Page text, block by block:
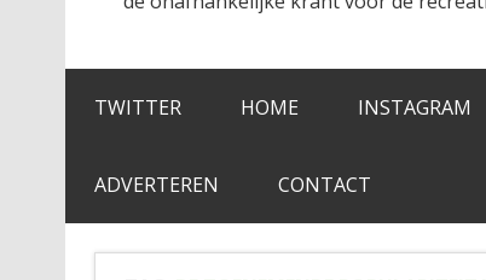
TWITTER HOME INSTAGRAM
ADVERTEREN CONTACT